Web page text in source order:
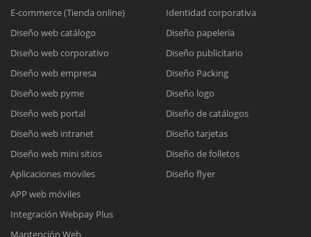
E-commerce (Tienda online)
Diseño web catálogo
Diseño web corporativo
Diseño web empresa
Diseño web pyme
Diseño web portal
Diseño web intranet
Diseño web mini sitios
Aplicaciones moviles
APP web móviles
Integración Webpay Plus
Mantención Web
Identidad corporativa
Diseño papelería
Diseño publicitario
Diseño Packing
Diseño logo
Diseño de catálogos
Diseño tarjetas
Diseño de folletos
Diseño flyer